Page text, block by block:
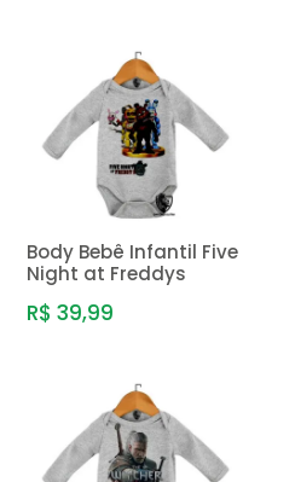
Body Bebê Infantil Five
Night at Freddys
R$ 39,99